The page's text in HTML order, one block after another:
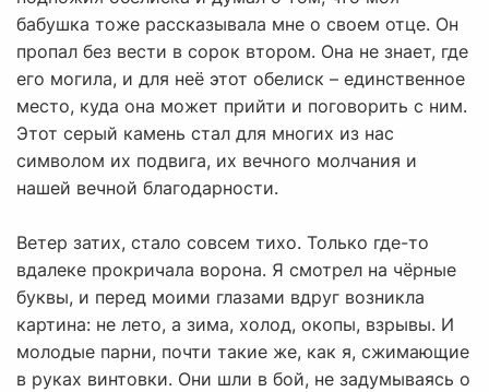
бабушка тоже рассказывала мне о своем отце. Он
пропал без вести в сорок втором. Она не знает, где
его могила, и для неё этот обелиск – единственное
место, куда она может прийти и поговорить с ним.
Этот серый камень стал для многих из нас
символом их подвига, их вечного молчания и
нашей вечной благодарности.
Ветер затих, стало совсем тихо. Только где-то
вдалеке прокричала ворона. Я смотрел на чёрные
буквы, и перед моими глазами вдруг возникла
картина: не лето, а зима, холод, окопы, взрывы. И
молодые парни, почти такие же, как я, сжимающие
в руках винтовки. Они шли в бой, не задумываясь о